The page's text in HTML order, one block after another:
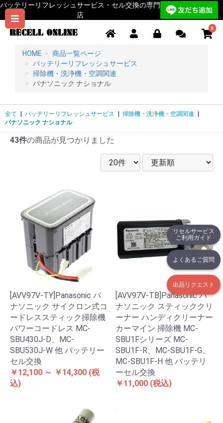
リセルサービス
ご利用ガイド
よくあるご質問
出品リクエスト
バッテリーリフレッシュサービス・セル交換の専門
店
0
HOME
商品一覧ページ
バッテリーリフレッシュサービス
掃除機・洗浄機・空調関連
パナソニック ナショナル
全て バッテリーリフレッシュサービス 掃除機・洗浄機・空調関連
パナソニック ナショナル
43件の商品が見つかりました
[AVV97V-TY]Panasonic パ
ナソニック サイクロン式コ
ードレススティック掃除機
パワーコードレス MC-
SBU430J-D、MC-
SBU530J-W 他 バッテリー
セル交換
￥12,100 ～ ￥14,300 (税
込)
[AVV97V-TB]Panasonic パ
ナソニック スティッククリ
ーナー ハンディクリーナー
カーマイン 掃除機 MC-
SBU1Fシリーズ MC-
SBU1F-R、MC-SBU1F-G、
MC-SBU1F-H 他 バッテリ
ーセル交換
￥11,000 (税込)